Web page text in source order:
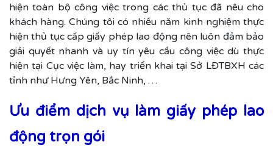
hiện toàn bộ công việc trong các thủ tục đã nêu cho
khách hàng. Chúng tôi có nhiều năm kinh nghiệm thực
hiện thủ tục cấp giấy phép lao động nên luôn đảm bảo
giải quyết nhanh và uy tín yêu cầu công việc dù thực
hiện tại Cục việc làm, hay triển khai tại Sở LĐTBXH các
tỉnh như Hưng Yên, Bắc Ninh, …
Ưu điểm dịch vụ làm giấy phép lao
động trọn gói